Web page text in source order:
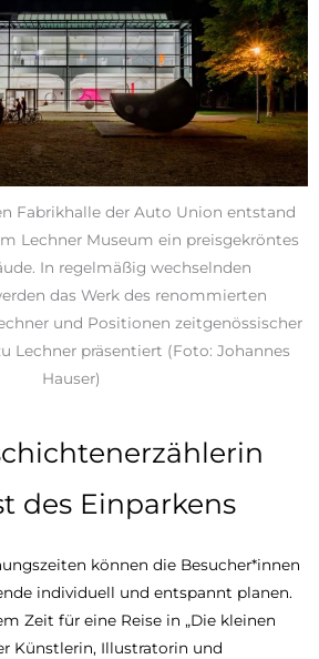
Fabrikhalle der Auto Union entstand
Lechner Museum ein preisgekröntes
In regelmäßig wechselnden
das Werk des renommierten
und Positionen zeitgenössischer
Lechner präsentiert (Foto: Johannes
Hauser)
des Einparkens
können die Besucher*innen
individuell und entspannt planen.
Zeit für eine Reise in „Die kleinen
Künstlerin, Illustratorin und